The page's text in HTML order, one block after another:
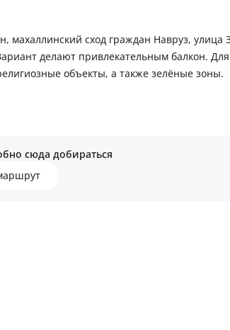
махаллинский сход граждан Навруз,
делают привлекательным балкон. Для
объекты, а также зелёные зоны.
сюда добираться